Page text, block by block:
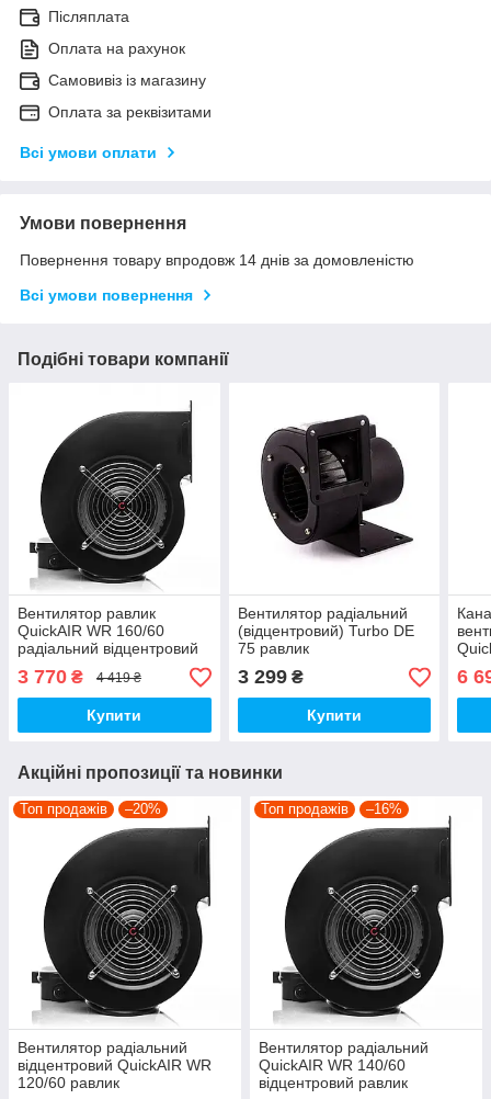
Післяплата
Оплата на рахунок
Самовивіз із магазину
Оплата за реквізитами
Всі умови оплати
Умови повернення
Повернення товару впродовж 14 днів за домовленістю
Всі умови повернення
Подібні товари компанії
Вентилятор равлик
QuickAIR WR 160/60
радіальний відцентровий
3 770 ₴ 4 419 ₴
Купити
Вентилятор радіальний
(відцентровий) Turbo DE
75 равлик
3 299₴
Купити
6
Акційні пропозиції та новинки
Топ продажів –20%
Вентилятор радіальний
відцентровий QuickAIR WR
120/60 равлик
Топ продажів –16%
Вентилятор радіальний
QuickAIR WR 140/60
відцентровий равлик